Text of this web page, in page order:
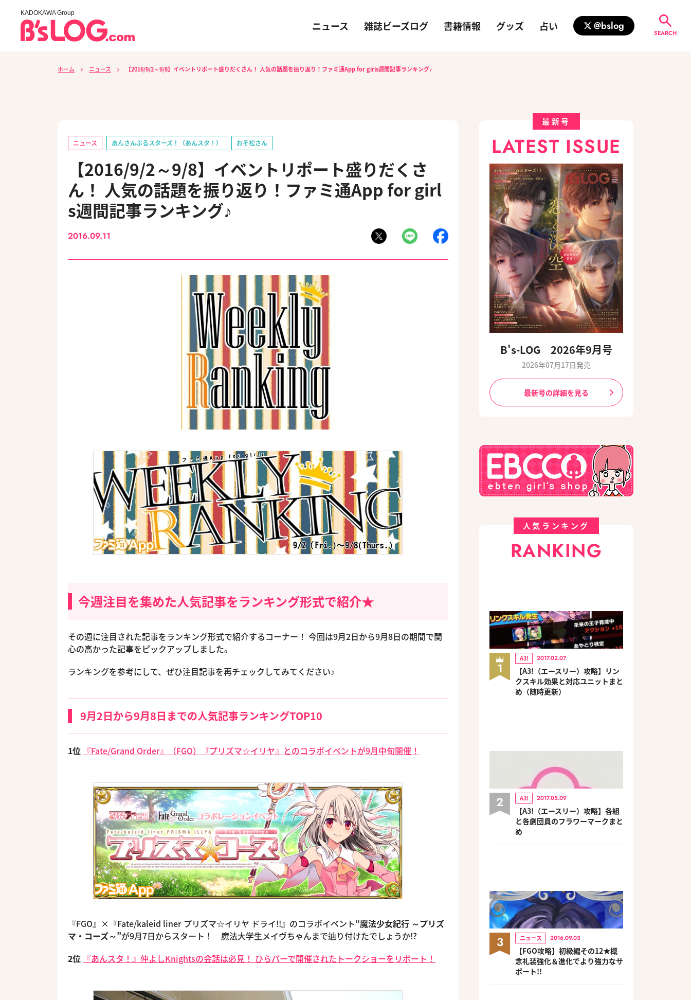
KADOKAWA Group
ニュース 雑誌ビーズログ 書籍情報 グッズ 占い @bslog
SEARCH
ホーム ニュース 【2016/9/2～9/8】イベントリポート盛りだくさん！ 人気の話題を振り返り！ファミ通App for girls週間記事ランキング♪
ニュース あんさんぶるスターズ！（あんスタ！） おそ松さん
【2016/9/2～9/8】イベントリポート盛りだくさ
ん！ 人気の話題を振り返り！ファミ通App for girl
s週間記事ランキング♪
2016.09.11
今週注目を集めた人気記事をランキング形式で紹介★
その週に注目された記事をランキング形式で紹介するコーナー！ 今回は9月2日から9月8日の期間で関
心の高かった記事をピックアップしました。
ランキングを参考にして、ぜひ注目記事を再チェックしてみてください♪
9月2日から9月8日までの人気記事ランキングTOP10
1位 『Fate/Grand Order』（FGO）『プリズマ☆イリヤ』とのコラボイベントが9月中旬開催！
『FGO』×『Fate/kaleid liner プリズマ☆イリヤ ドライ!!』のコラボイベント“魔法少女紀行 ～プリズ
マ・コーズ～”が9月7日からスタート！ 魔法大学生メイヴちゃんまで辿り付けたでしょうか!?
2位 『あんスタ！』仲よしKnightsの会話は必見！ ひらパーで開催されたトークショーをリポート！
最新号
LATEST ISSUE
B's-LOG 2026年9月号
2026年07月17日発売
最新号の詳細を見る
人気ランキング
RANKING
1
A3! 2017.02.07
【A3!（エースリー）攻略】リン
クスキル効果と対応ユニットまと
め（随時更新）
2 A3! 2017.05.09
【A3!（エースリー）攻略】各組
と各劇団員のフラワーマークまと
め
3 ニュース 2016.09.03
【FGO攻略】初級編その12★概
念礼装強化＆進化でより強力なサ
ポート!!